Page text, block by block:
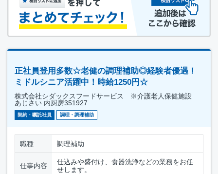
正社員登用多数☆老健の調理補助◎経験者優遇！
ミドルシニア活躍中！時給1250円☆
株式会社シダックスフードサービス ※介護老人保健施設
あじさい 内厨房351927
契約・嘱託社員 調理・調理補助
職種 調理補助
仕事内容
仕込みや盛付け、食器洗浄などの業務をお任
せします。